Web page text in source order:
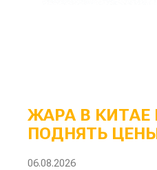
ЖАРА В
ПОДНЯТЬ
06.08.2026